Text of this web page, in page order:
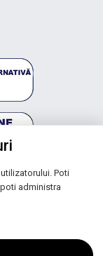
Poti
administra